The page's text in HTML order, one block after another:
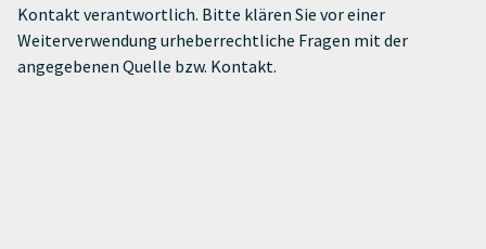
Kontakt verantwortlich. Bitte klären Sie vor einer
Weiterverwendung urheberrechtliche Fragen mit der
angegebenen Quelle bzw. Kontakt.